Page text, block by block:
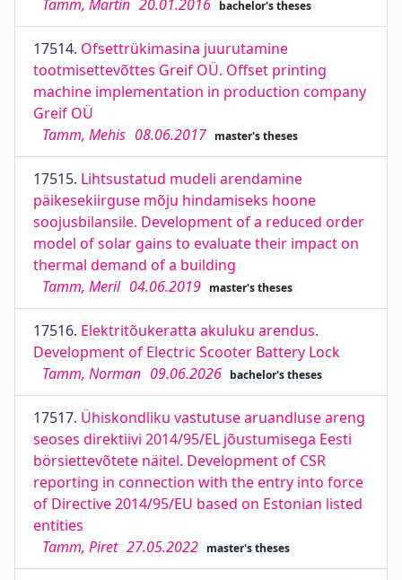
Tamm, Martin 20.01.2016 bachelor's theses
17514. Ofsettrükimasina juurutamine
tootmisettevõttes Greif OÜ. Offset printing
machine implementation in production company
Greif OÜ
Tamm, Mehis 08.06.2017 master's theses
17515. Lihtsustatud mudeli arendamine
päikesekiirguse mõju hindamiseks hoone
soojusbilansile. Development of a reduced order
model of solar gains to evaluate their impact on
thermal demand of a building
Tamm, Meril 04.06.2019 master's theses
17516. Elektritõukeratta akuluku arendus.
Development of Electric Scooter Battery Lock
Tamm, Norman 09.06.2026 bachelor's theses
17517. Ühiskondliku vastutuse aruandluse areng
seoses direktiivi 2014/95/EL jõustumisega Eesti
börsiettevõtete näitel. Development of CSR
reporting in connection with the entry into force
of Directive 2014/95/EU based on Estonian listed
entities
Tamm, Piret 27.05.2022 master's theses